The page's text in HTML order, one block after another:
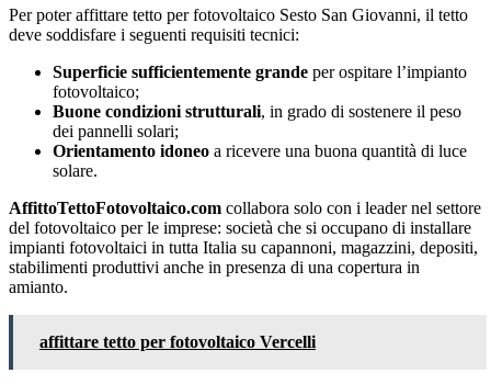
Per poter affittare tetto per fotovoltaico Sesto San Giovanni, il tetto
deve soddisfare i seguenti requisiti tecnici:
Superficie sufficientemente grande per ospitare l’impianto
fotovoltaico;
Buone condizioni strutturali, in grado di sostenere il peso
dei pannelli solari;
Orientamento idoneo a ricevere una buona quantità di luce
solare.
AffittoTettoFotovoltaico.com collabora solo con i leader nel settore
del fotovoltaico per le imprese: società che si occupano di installare
impianti fotovoltaici in tutta Italia su capannoni, magazzini, depositi,
stabilimenti produttivi anche in presenza di una copertura in
amianto.
affittare tetto per fotovoltaico Vercelli